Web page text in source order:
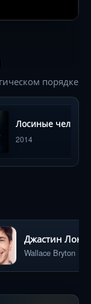
порядке
Лосиные челюсти
2014
Джастин Лонг
Wallace Bryton